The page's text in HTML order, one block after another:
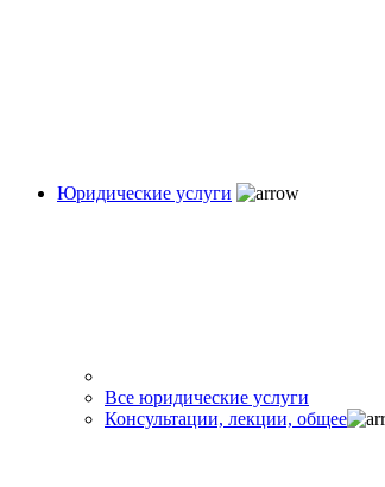
Юридические услуги
Все юридические услуги
Консультации, лекции, общее